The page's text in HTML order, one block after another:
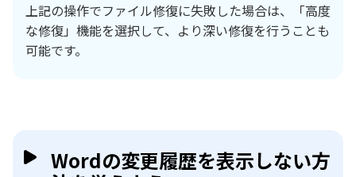
上記の操作でファイル修復に失敗した場合は、「高度
な修復」機能を選択して、より深い修復を行うことも
可能です。
Wordの変更履歴を表示しない方